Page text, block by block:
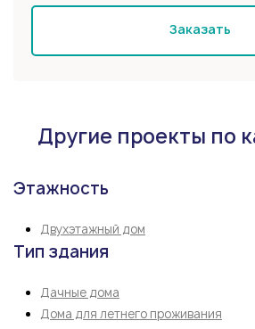
Заказать
Другие проекты по
Этажность
Двухэтажный дом
Тип здания
Дачные дома
Дома для летнего проживания